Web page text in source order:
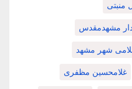
منبتی
مشهدمقدس
شهر مشهد
غلامحسین مظفری